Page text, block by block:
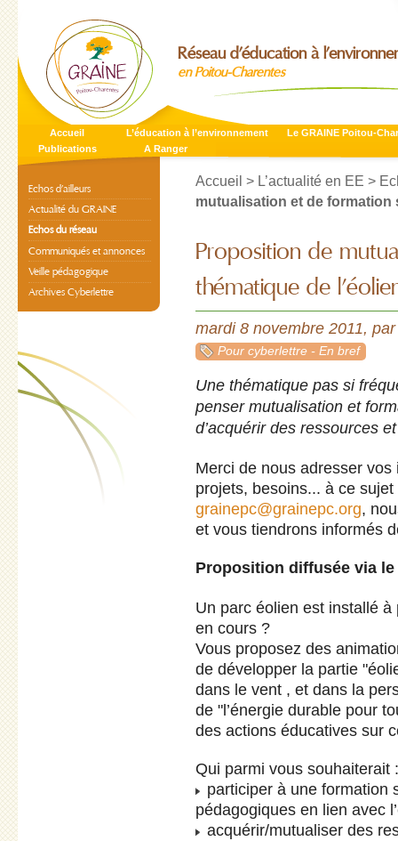
Réseau d’éducation à
en Poitou-Charentes
Accueil L’éducation à l’environnement
Le GRAINE Poitou-
Publications
A Ranger
Accueil > L’actualité en EE >
mutualisation et de formation
Proposition de
thématique de
mardi 8 novembre 2011,
Pour cyberlettre - En bref
Une thématique pas si
penser mutualisation et
d’acquérir des ressources
Merci de nous adresser
projets, besoins... à ce
grainepc@grainepc.org,
et vous tiendrons informés
Proposition diffusée via
Un parc éolien est installé
en cours ?
Vous proposez des
de développer la partie
dans le vent , et dans la
de "l’énergie durable pour
des actions éducatives sur
Qui parmi vous souhaiterait :
participer à une formation
pédagogiques en lien avec
acquérir/mutualiser des
Echos d’ailleurs
Actualité du GRAINE
Echos du réseau
Communiqués et annonces
Veille pédagogique
Archives Cyberlettre